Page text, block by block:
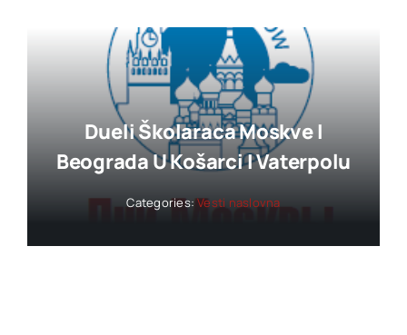
Dueli Školaraca Moskve I
Beograda U Košarci I Vaterpolu
Categories:Vesti naslovna